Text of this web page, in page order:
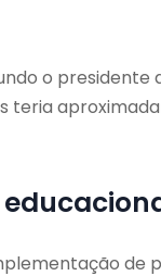
o presidente
teria
de